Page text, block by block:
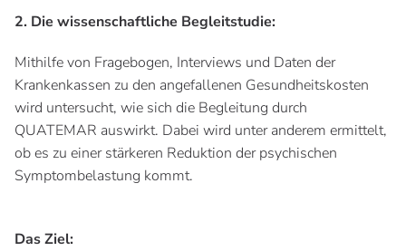
2. Die wissenschaftliche Begleitstudie:
Mithilfe von Fragebogen, Interviews und Daten der
Krankenkassen zu den angefallenen Gesundheitskosten
wird untersucht, wie sich die Begleitung durch
QUATEMAR auswirkt. Dabei wird unter anderem ermittelt,
ob es zu einer stärkeren Reduktion der psychischen
Symptombelastung kommt.
Das Ziel: